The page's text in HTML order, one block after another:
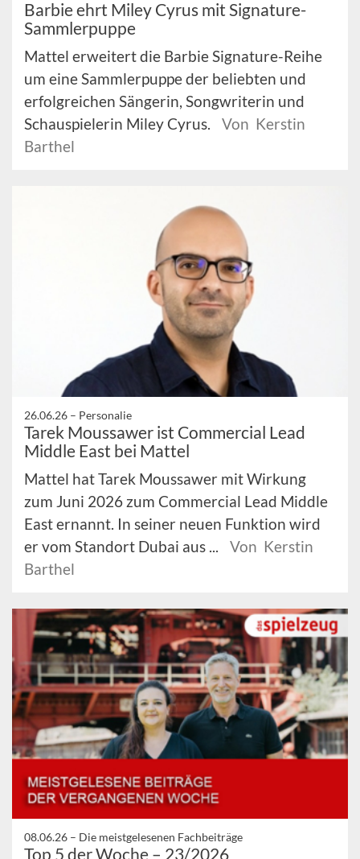
Barbie ehrt Miley Cyrus mit Signature-
Sammlerpuppe
Mattel erweitert die Barbie Signature-Reihe
um eine Sammlerpuppe der beliebten und
erfolgreichen Sängerin, Songwriterin und
Schauspielerin Miley Cyrus.
Von Kerstin
Barthel
26.06.26 – Personalie
Tarek Moussawer ist Commercial Lead
Middle East bei Mattel
Mattel hat Tarek Moussawer mit Wirkung
zum Juni 2026 zum Commercial Lead Middle
East ernannt. In seiner neuen Funktion wird
er vom Standort Dubai aus ...
Von Kerstin
Barthel
08.06.26 – Die meistgelesenen Fachbeiträge
Top 5 der Woche – 23/2026